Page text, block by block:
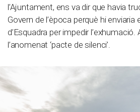
l’Ajuntament, ens va dir que havia
Govern de l’època perquè hi
d’Esquadra per impedir l’exhumació.
l’anomenat ‘pacte de silenci’.